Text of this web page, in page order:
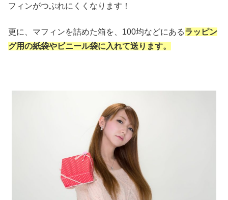
フィンがつぶれにくくなります！
更に、マフィンを詰めた箱を、100均などにあるラッピン
グ用の紙袋やビニール袋に入れて送ります。